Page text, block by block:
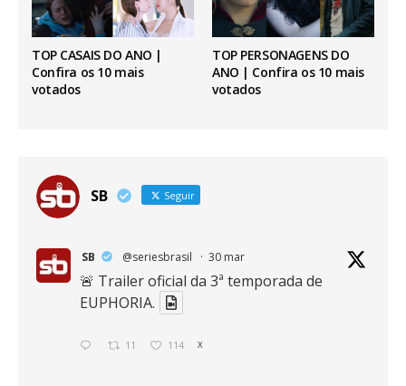
TOP CASAIS DO ANO |
Confira os 10 mais
votados
TOP PERSONAGENS DO
ANO | Confira os 10 mais
votados
SB Seguir
SB @seriesbrasil · 30 mar
🚨 Trailer oficial da 3ª temporada de
EUPHORIA.
11 114 X